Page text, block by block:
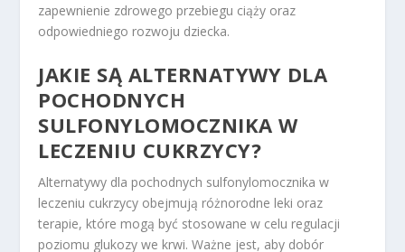
zapewnienie zdrowego przebiegu ciąży oraz
odpowiedniego rozwoju dziecka.
JAKIE SĄ ALTERNATYWY DLA
POCHODNYCH
SULFONYLOMOCZNIKA W
LECZENIU CUKRZYCY?
Alternatywy dla pochodnych sulfonylomocznika w
leczeniu cukrzycy obejmują różnorodne leki oraz
terapie, które mogą być stosowane w celu regulacji
poziomu glukozy we krwi. Ważne jest, aby dobór